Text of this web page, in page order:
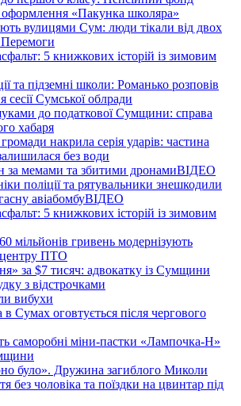
«Пакунка школяра»
вулицями Сум: люди тікали від двох
Перемоги
5 книжкових історій із зимовим
та підземні школи: Романько розповів
Сумської облради
до податкової Сумщини: справа
хабаря
накрила серія ударів: частина
без води
за мемами та збитими дронамиВІДЕО
поліції та рятувальники знешкодили
авіабомбуВІДЕО
5 книжкових історій із зимовим
мільйонів гривень модернізують
центру ПТО
за $7 тисяч: адвокатку із Сумщини
з відстрочками
вибухи
Сумах оговтується після чергового
саморобні міни-пастки «Лампочка-Н»
було». Дружина загиблого Миколи
без чоловіка та поїздки на цвинтар під